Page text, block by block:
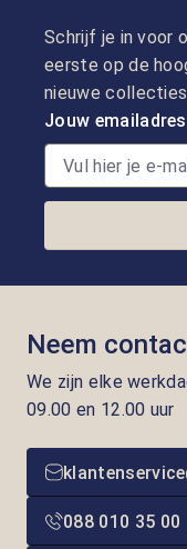
Schrijf je in voor
eerste op de
nieuwe
Jouw emailadres
Neem
We zijn elke
09.00 en 12.00 uur
088 010 35 00